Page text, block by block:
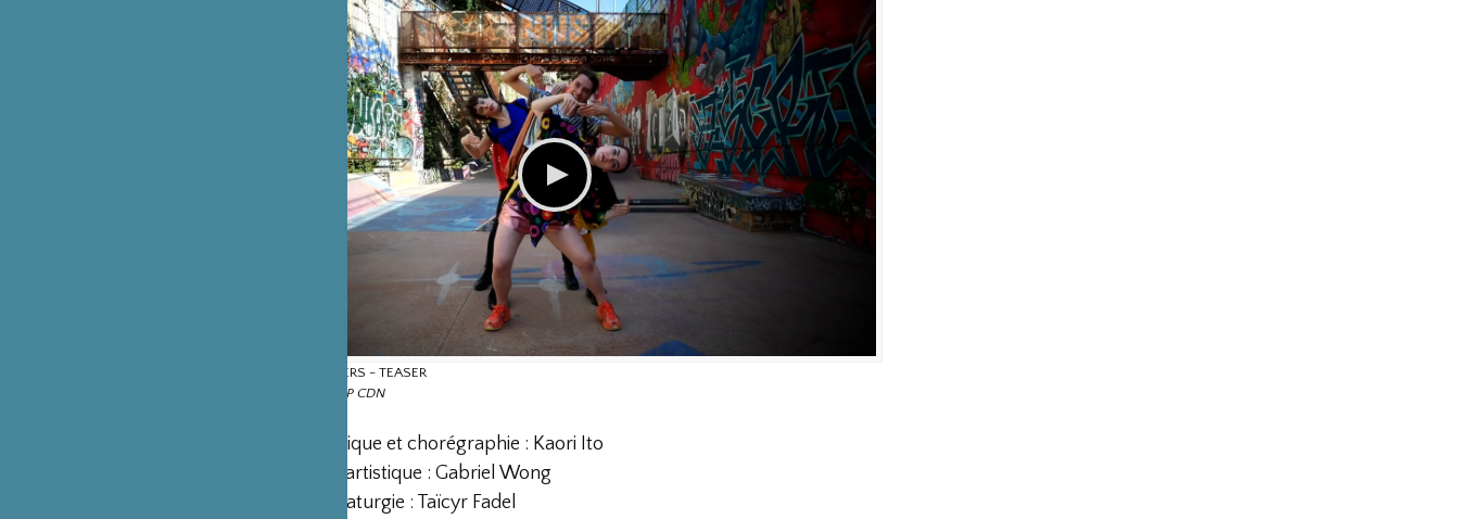
LE MONDE À L'ENVERS - TEASER
KAORI ITO - TJP CDN
Direction artistique et chorégraphie : Kaori Ito
Collaboration artistique : Gabriel Wong
Aide à la dramaturgie : Taïcyr Fadel